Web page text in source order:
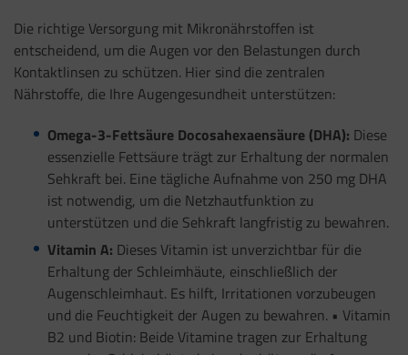
Die richtige Versorgung mit Mikronährstoffen ist
entscheidend, um die Augen vor den Belastungen durch
Kontaktlinsen zu schützen. Hier sind die zentralen
Nährstoffe, die Ihre Augengesundheit unterstützen:
Omega-3-Fettsäure Docosahexaensäure (DHA): Diese
essenzielle Fettsäure trägt zur Erhaltung der normalen
Sehkraft bei. Eine tägliche Aufnahme von 250 mg DHA
ist notwendig, um die Netzhautfunktion zu
unterstützen und die Sehkraft langfristig zu bewahren.
Vitamin A: Dieses Vitamin ist unverzichtbar für die
Erhaltung der Schleimhäute, einschließlich der
Augenschleimhaut. Es hilft, Irritationen vorzubeugen
und die Feuchtigkeit der Augen zu bewahren. • Vitamin
B2 und Biotin: Beide Vitamine tragen zur Erhaltung